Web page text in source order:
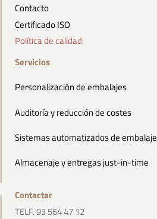
Contacto
Certificado ISO
Política de calidad
Servicios
Personalización de embalajes
Auditoría y reducción de costes
Sistemas automatizados de embalaje
Almacenaje y entregas just-in-time
Contactar
TELF. 93 564 47 12